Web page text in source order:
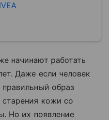
начинают работать
Даже если человек
образ
кожи со
Но их появление